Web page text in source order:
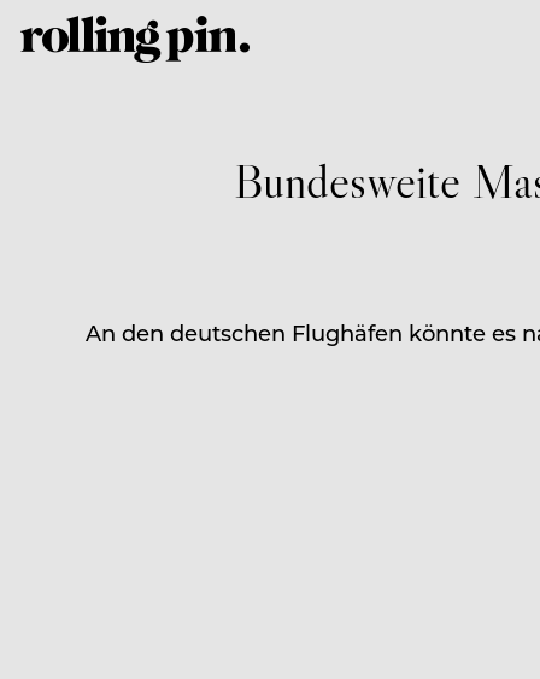
Bundesweite
An den deutschen Flughäfen könnte es